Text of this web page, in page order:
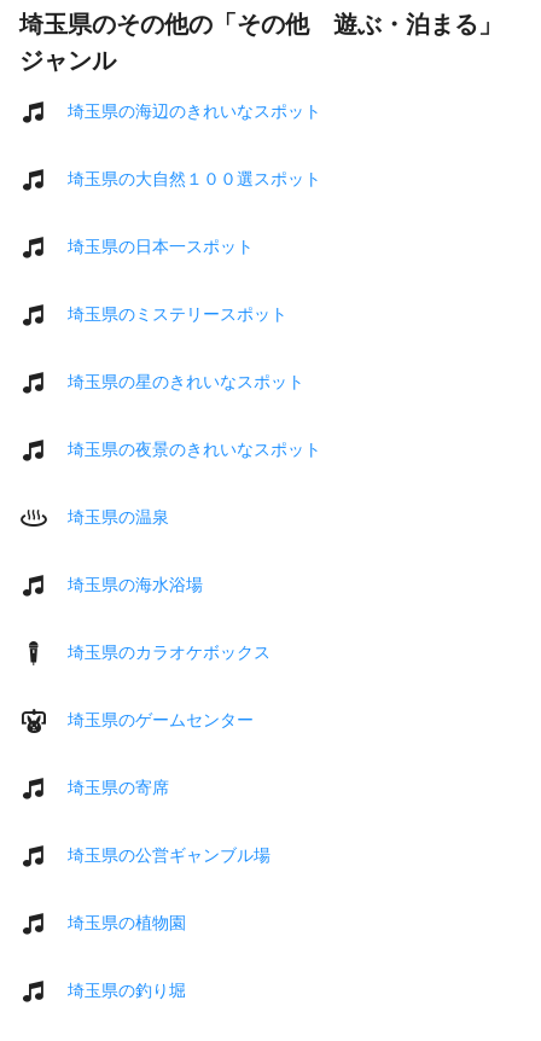
埼玉県のその他の「その他 遊ぶ・泊まる」
ジャンル
埼玉県の海辺のきれいなスポット
埼玉県の大自然１００選スポット
埼玉県の日本一スポット
埼玉県のミステリースポット
埼玉県の星のきれいなスポット
埼玉県の夜景のきれいなスポット
埼玉県の温泉
埼玉県の海水浴場
埼玉県のカラオケボックス
埼玉県のゲームセンター
埼玉県の寄席
埼玉県の公営ギャンブル場
埼玉県の植物園
埼玉県の釣り堀